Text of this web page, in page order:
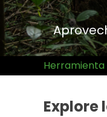
Herramienta
Explore